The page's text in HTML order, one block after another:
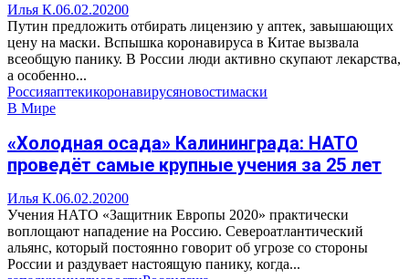
Илья К.06.02.20200
Путин предложить отбирать лицензию у аптек, завышающих
цену на маски. Вспышка коронавируса в Китае вызвала
всеобщую панику. В России люди активно скупают лекарства,
а особенно...
Россияаптекикоронавирусяновостимаски
В Мире
«Холодная осада» Калининграда: НАТО
проведёт самые крупные учения за 25 лет
Илья К.06.02.20200
Учения НАТО «Защитник Европы 2020» практически
воплощают нападение на Россию. Североатлантический
альянс, который постоянно говорит об угрозе со стороны
России и раздувает настоящую панику, когда...